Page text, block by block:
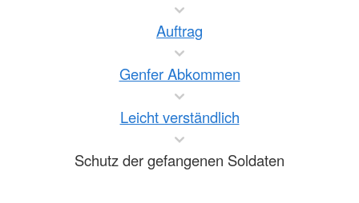
Auftrag
Genfer Abkommen
Leicht verständlich
Schutz der gefangenen Soldaten